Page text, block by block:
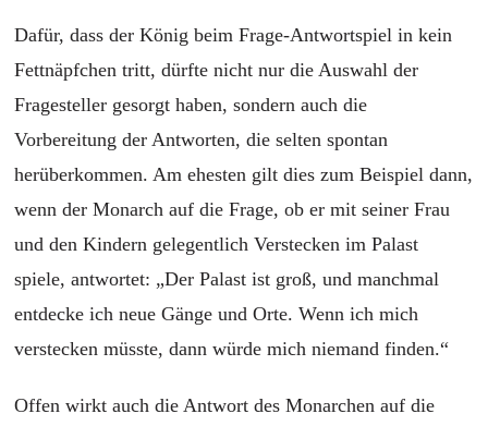
Dafür, dass der König beim Frage-Antwortspiel in kein
Fettnäpfchen tritt, dürfte nicht nur die Auswahl der
Fragesteller gesorgt haben, sondern auch die
Vorbereitung der Antworten, die selten spontan
herüberkommen. Am ehesten gilt dies zum Beispiel dann,
wenn der Monarch auf die Frage, ob er mit seiner Frau
und den Kindern gelegentlich Verstecken im Palast
spiele, antwortet: „Der Palast ist groß, und manchmal
entdecke ich neue Gänge und Orte. Wenn ich mich
verstecken müsste, dann würde mich niemand finden.“
Offen wirkt auch die Antwort des Monarchen auf die